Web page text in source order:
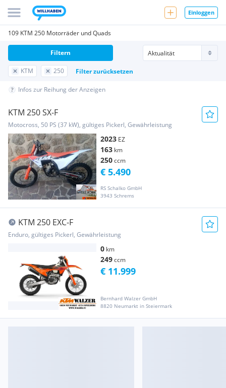
Einloggen
109 KTM 250 Motorräder und Quads
KTM 250 Filter zurücksetzen
Filtern
Infos zur Reihung der Anzeigen
KTM 250 SX-F
Motocross, 50 PS (37 kW), gültiges Pickerl, Gewährleistung
2023 EZ
163 km
250ccm
RS Schalko GmbH
3943 Schrems
€ 5.490
KTM 250 EXC-F
Enduro, gültiges Pickerl, Gewährleistung
0 km
249ccm
Bernhard Walzer GmbH
8820 Neumarkt in Steiermark
€ 11.999